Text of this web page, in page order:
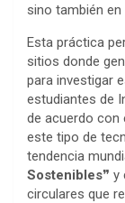
sino también en
Esta práctica
sitios donde
para investigar
estudiantes de
de acuerdo con
este tipo de
tendencia
Sostenibles❞ y
circulares que